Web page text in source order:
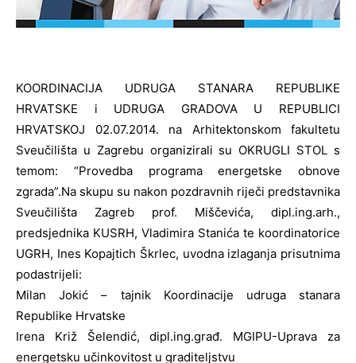
KOORDINACIJA UDRUGA STANARA REPUBLIKE
HRVATSKE i UDRUGA GRADOVA U REPUBLICI
HRVATSKOJ 02.07.2014. na Arhitektonskom fakultetu
Sveučilišta u Zagrebu organizirali su OKRUGLI STOL s
temom: “Provedba programa energetske obnove
zgrada”.Na skupu su nakon pozdravnih riječi predstavnika
Sveučilišta Zagreb prof. Miščevića, dipl.ing.arh.,
predsjednika KUSRH, Vladimira Stanića te koordinatorice
UGRH, Ines Kopajtich Škrlec, uvodna izlaganja prisutnima
podastrijeli:
Milan Jokić – tajnik Koordinacije udruga stanara
Republike Hrvatske
Irena Križ Šelendić, dipl.ing.građ. MGIPU-Uprava za
energetsku učinkovitost u graditeljstvu